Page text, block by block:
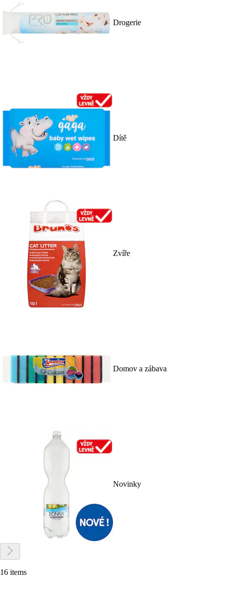
Drogerie
Dítě
Zvíře
Domov a zábava
Novinky
16 items